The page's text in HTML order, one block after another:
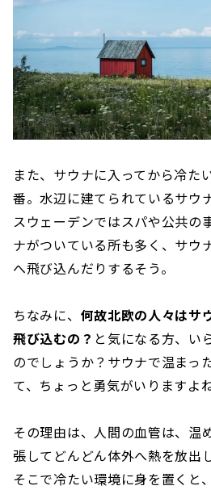
また、サウナに入ってから冷た
番。水辺に建てられているサウ
スウェーデンではスパや公共の
ナがついている所も多く、サウ
へ飛び込んだりするそう。
ちなみに、 何故北欧の人々はサ
飛び込むの？ と気になる方、い
のでしょうか？サウナで温まっ
て、ちょっと勇気がいりますよね
その理由は、人間の血管は、温
張してどんどん体外へ熱を放出
そこで冷たい環境に身を置くと